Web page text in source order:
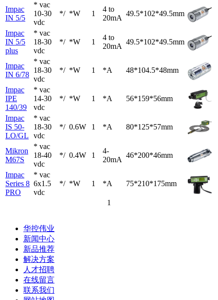
Impac
IN 5/5
* vac
10-30
vdc
*/ *W 1
4 to
20mA
49.5*102*49.5mm
Impac
IN 5/5
plus
* vac
18-30
vdc
*/ *W 1
4 to
20mA
49.5*102*49.5mm
Impac
IN 6/78
* vac
18-30
vdc
*/ *W 1 *A 48*104.5*48mm
Impac
IPE
140/39
* vac
14-30
vdc
*/ *W 1 *A 56*159*56mm
Impac
IS 50-
LO/GL
* vac
18-30
vdc
*/ 0.6W 1 *A 80*125*57mm
Mikron
M67S
* vac
18-40
vdc
*/ 0.4W 1
4-
20mA
46*200*46mm
Impac
Series 8
PRO
* vac
6x1.5
vdc
*/ *W 1 *A 75*210*175mm
1
华控伟业
新闻中心
新品推荐
解决方案
人才招聘
在线留言
联系我们